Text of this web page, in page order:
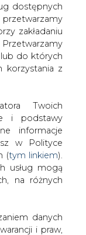
dostępnych
przetwarzamy
zakładaniu
do których
korzystania z
Twoich
i podstawy
informacje
w Polityce
(tym linkiem).
usług mogą
na różnych
danych
i praw,
publikuje
drukuj
skomentuj